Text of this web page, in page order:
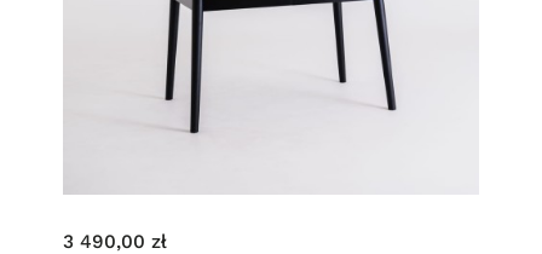
3 490,00 zł